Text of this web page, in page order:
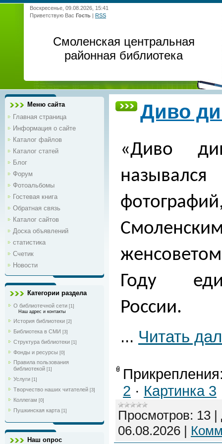
Воскресенье, 09.08.2026, 15:41
Приветствую Вас Гость | RSS
Смоленская центральная
районная библиотека
Меню сайта
Главная страница
Информация о сайте
Каталог файлов
Каталог статей
Блог
Форум
Фотоальбомы
Гостевая книга
Обратная связь
Каталог сайтов
Доска объявлений
статистика
Счетик
Новости
Категории раздела
О библиотечной сети [1]
Наш адрес и контакты
История библиотеки [2]
Библиотека в СМИ [3]
Структура библиотеки [1]
Фонды и ресурсы [0]
Правила пользования
библиотекой [1]
Услуги [1]
Творчество наших читателей [3]
Коллегам [0]
Пушкинская карта [1]
Наш опрос
Диво
«Диво
Году
России.
... Читать
2 · Картинка 3
Просмотров: 13 |
06.08.2026 |